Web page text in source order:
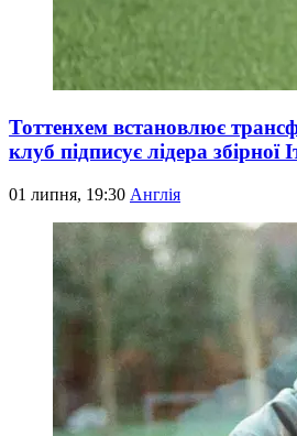
Тоттенхем встановлює
клуб підписує лідера збірної
01 липня, 19:30 Англія